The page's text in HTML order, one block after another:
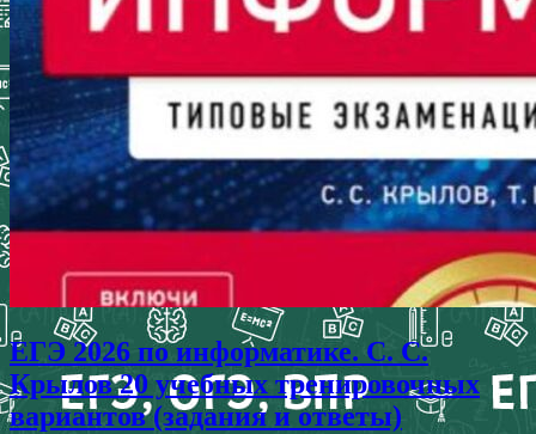
ЕГЭ 2026 по информатике. С. С.
Крылов 20 учебных тренировочных
вариантов (задания и ответы)